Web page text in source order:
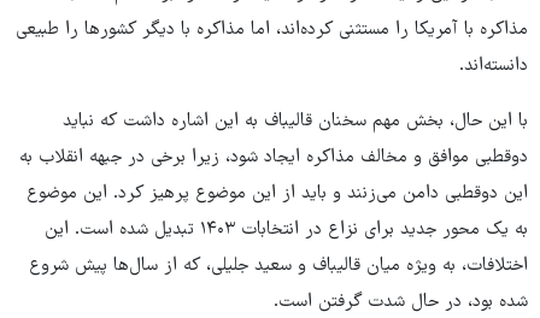
مذاکره با آمریکا را مستثنی کرده‌اند، اما مذاکره با دیگر کشورها را طبیعی
دانسته‌اند.
با این حال، بخش مهم سخنان قالیباف به این اشاره داشت که نباید
دوقطبی موافق و مخالف مذاکره ایجاد شود، زیرا برخی در جبهه انقلاب به
این دوقطبی دامن می‌زنند و باید از این موضوع پرهیز کرد. این موضوع
به یک محور جدید برای نزاع در انتخابات ۱۴۰۳ تبدیل شده است. این
اختلافات، به ویژه میان قالیباف و سعید جلیلی، که از سال‌ها پیش شروع
شده بود، در حال شدت گرفتن است.